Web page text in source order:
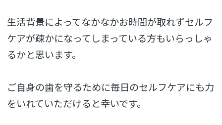
生活背景によってなかなかお時間が取れずセルフ
ケアが疎かになってしまっている方もいらっしゃ
るかと思います。
ご自身の歯を守るために毎日のセルフケアにも力
をいれていただけると幸いです。